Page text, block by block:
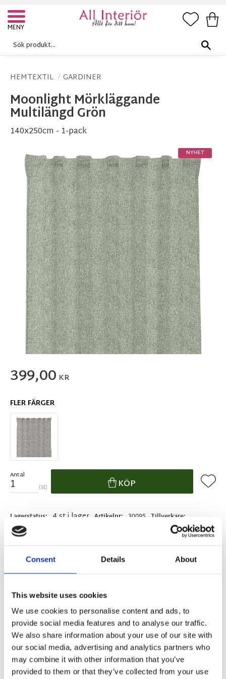
Consent Details About
This website uses cookies
We use cookies to personalise content and ads, to
provide social media features and to analyse our traffic.
We also share information about your use of our site with
our social media, advertising and analytics partners who
may combine it with other information that you’ve
provided to them or that they’ve collected from your use
Meny
HEMTEXTIL GARDINER
Moonlight Mörkläggande
Multilängd Grön
140x250cm - 1-pack
NYHET
399,00 KR
FLER FÄRGER
Antal
st KÖP Lägg
Lagerstatus 4 st i lager Artikelnr 30095 Tillverkare
Redlunds
Snabba leveranser
Enkel betalning med Klarna
BESKRIVNING
Färdigsydd mörkläggande multibandslängd i en
snygg grön färg med melerad effekt.
De har påsytt multiband och kan hängas upp med